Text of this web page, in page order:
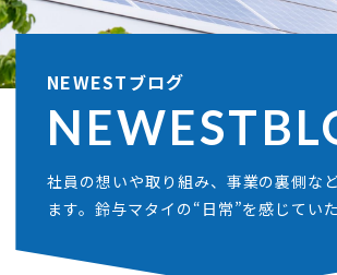
NEWESTブログ
NEWEST
社員の想いや取り組み、事業の裏側な
ます。鈴与マタイの“日常”を感じてい